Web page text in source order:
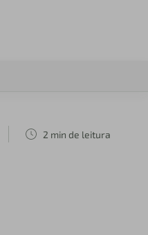
2 min de leitura